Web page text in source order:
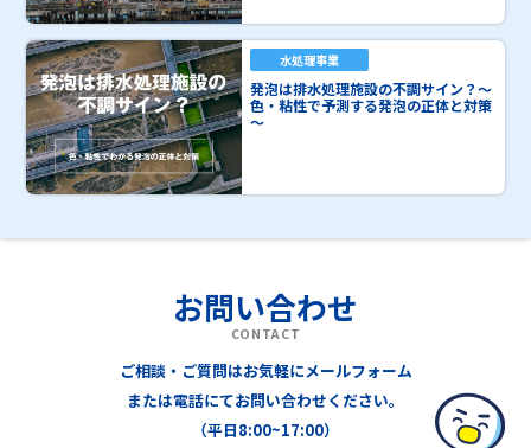
水処理事業
発泡は排水処理施設の不調サイン？～
色・粘性で予測する発泡の正体と対策
～
お問い合わせ
CONTACT
ご相談・ご質問はお気軽にメールフォーム
または電話にてお問い合わせください。
（平日8:00~17:00）